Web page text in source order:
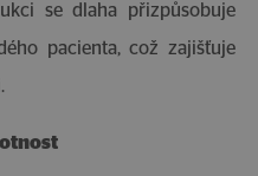
se dlaha přizpůsobuje
pacienta, což zajišťuje